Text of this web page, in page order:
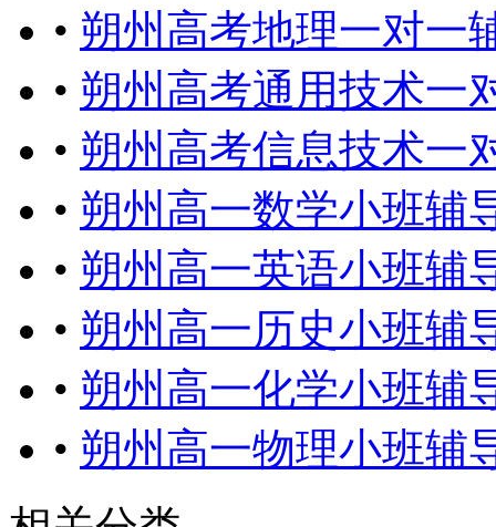
• 朔州高考地理一对一
• 朔州高考通用技术一
• 朔州高考信息技术一
• 朔州高一数学小班辅
• 朔州高一英语小班辅
• 朔州高一历史小班辅
• 朔州高一化学小班辅
• 朔州高一物理小班辅